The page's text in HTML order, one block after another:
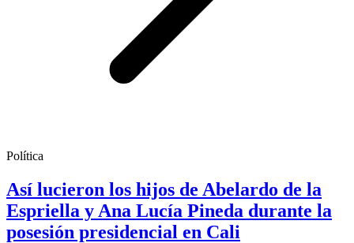
Política
Así lucieron los hijos de Abelardo de la
Espriella y Ana Lucía Pineda durante la
posesión presidencial en Cali